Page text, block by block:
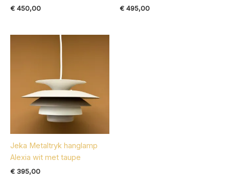
€ 450,00 € 495,00
Jeka Metaltryk hanglamp
Alexia wit met taupe
€ 395,00